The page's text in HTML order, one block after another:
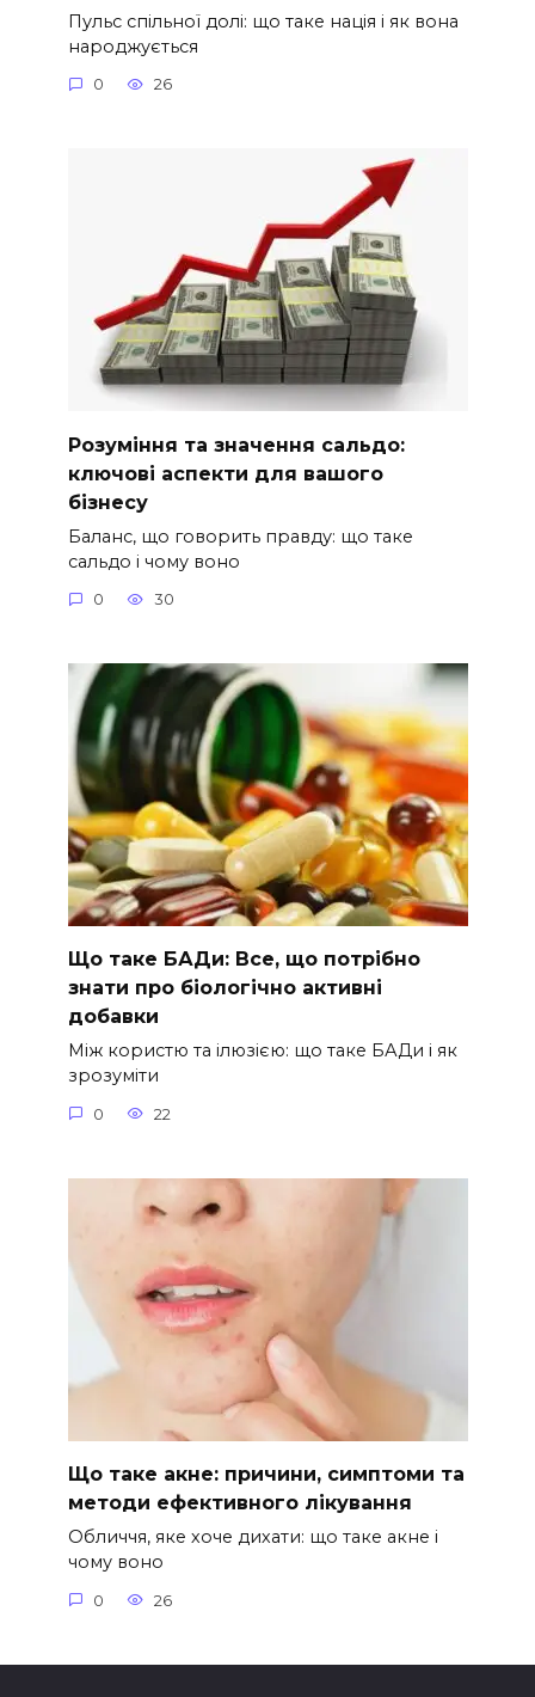
Пульс спільної долі: що таке нація і як вона
народжується
0 26
Розуміння та значення сальдо:
ключові аспекти для вашого
бізнесу
Баланс, що говорить правду: що таке
сальдо і чому воно
0 30
Що таке БАДи: Все, що потрібно
знати про біологічно активні
добавки
Між користю та ілюзією: що таке БАДи і як
зрозуміти
0 22
Що таке акне: причини, симптоми та
методи ефективного лікування
Обличчя, яке хоче дихати: що таке акне і
чому воно
0 26